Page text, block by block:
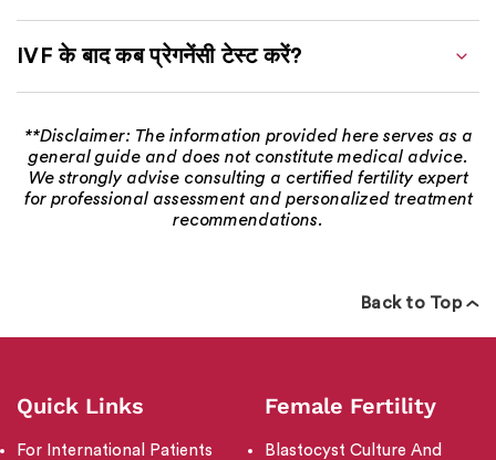
IVF के बाद कब प्रेगनेंसी टेस्ट करें?
**Disclaimer: The information provided here serves as a
general guide and does not constitute medical advice.
We strongly advise consulting a certified fertility expert
for professional assessment and personalized treatment
recommendations.
Back to Top
Quick Links
For International Patients
Female Fertility
Blastocyst Culture And